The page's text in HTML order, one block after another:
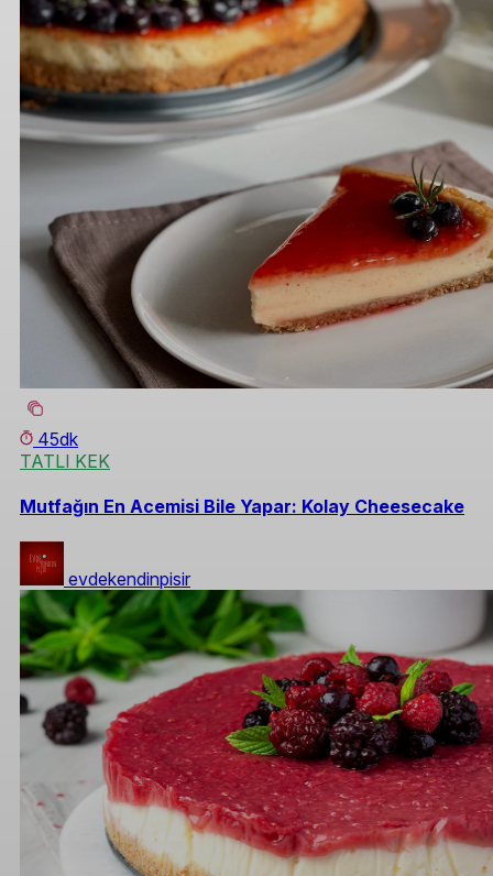
45dk
TATLI KEK
Mutfağın En Acemisi Bile Yapar: Kolay Cheesecake
evdekendinpisir